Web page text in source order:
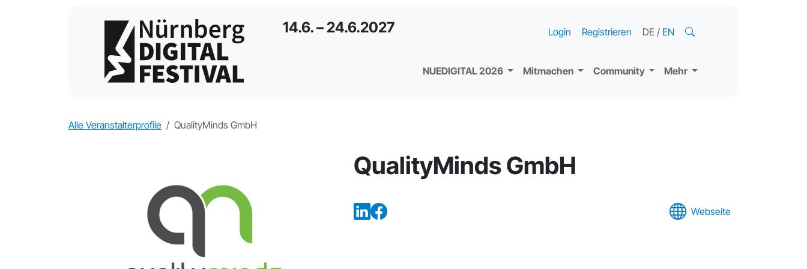
14.6. – 24.6.2027
NUEDIGITAL 2026 Mitmachen Community Mehr
Login Registrieren DE / EN
Alle Veranstalterprofile QualityMinds GmbH
QualityMinds GmbH
Webseite